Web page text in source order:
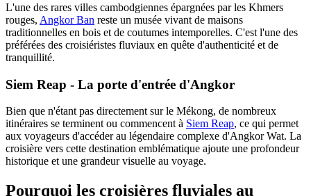
L'une des rares villes cambodgiennes épargnées par les Khmers
rouges, Angkor Ban reste un musée vivant de maisons
traditionnelles en bois et de coutumes intemporelles. C'est l'une des
préférées des croisiéristes fluviaux en quête d'authenticité et de
tranquillité.
Siem Reap - La porte d'entrée d'Angkor
Bien que n'étant pas directement sur le Mékong, de nombreux
itinéraires se terminent ou commencent à Siem Reap, ce qui permet
aux voyageurs d'accéder au légendaire complexe d'Angkor Wat. La
croisière vers cette destination emblématique ajoute une profondeur
historique et une grandeur visuelle au voyage.
Pourquoi les croisières fluviales au